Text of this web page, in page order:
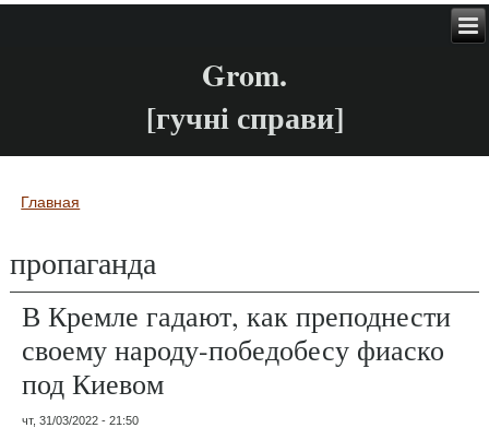
Grom.
[гучні справи]
Вы здесь
Главная
пропаганда
В Кремле гадают, как преподнести
своему народу-победобесу фиаско
под Киевом
чт, 31/03/2022 - 21:50